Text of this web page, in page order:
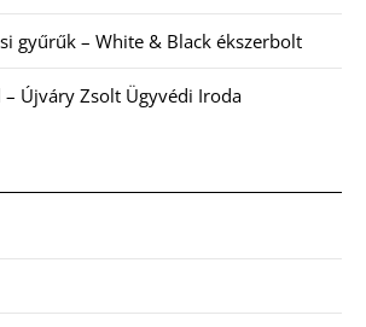
gyűrűk – White & Black ékszerbolt
– Újváry Zsolt Ügyvédi Iroda